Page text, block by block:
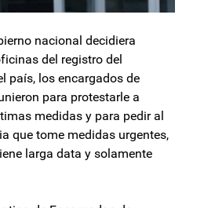
nacional decidiera
del registro del
país, los encargados de
para protestarle a
medidas y para pedir al
que tome medidas urgentes,
larga data y solamente